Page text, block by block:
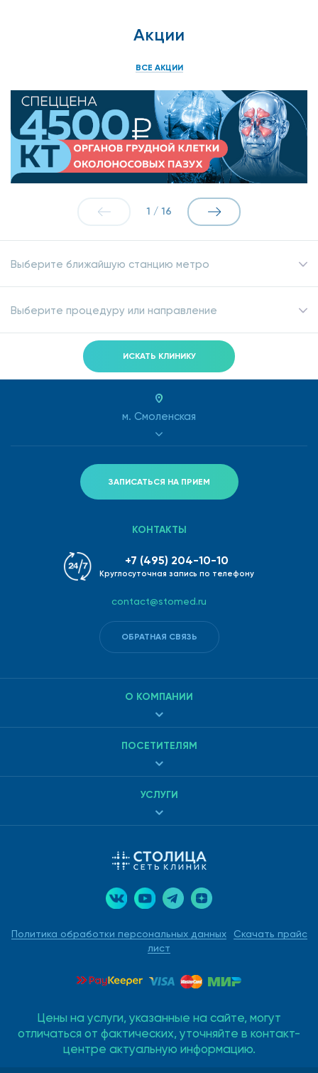
Акции
ВСЕ АКЦИИ
1 / 16
Выберите ближайшую станцию метро
Выберите процедуру или направление
ИСКАТЬ КЛИНИКУ
м. Смоленская
ЗАПИСАТЬСЯ НА ПРИЕМ
Политика обработки персональных данных
Скачать прайс
лист
О КОМПАНИИ
ПОСЕТИТЕЛЯМ
УСЛУГИ
КОНТАКТЫ
+7 (495) 204-10-10
Круглосуточная запись по телефону
contact@stomed.ru
ОБРАТНАЯ СВЯЗЬ
Цены на услуги, указанные на сайте, могут
отличаться от фактических, уточняйте в контакт-
центре актуальную информацию.